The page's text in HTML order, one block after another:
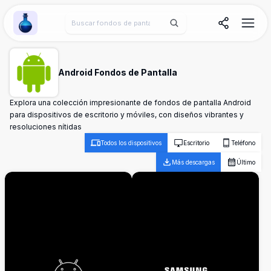
Wallpaper Alchemy
Android Fondos de Pantalla
Explora una colección impresionante de fondos de pantalla Android
para dispositivos de escritorio y móviles, con diseños vibrantes y
resoluciones nítidas
Todos los dispositivos Escritorio Teléfono
Más descargas Último